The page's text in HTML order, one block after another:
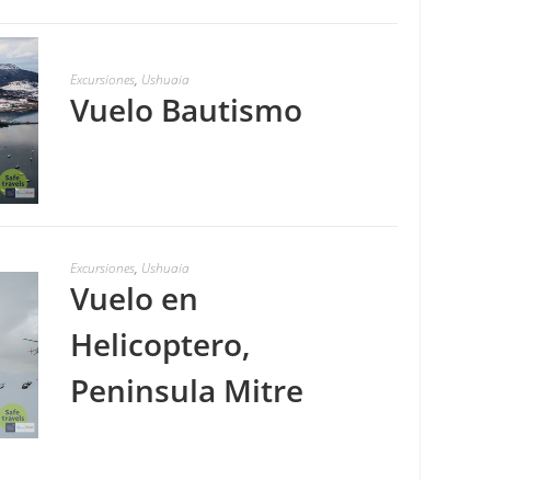
Excursiones, Ushuaia
Vuelo Bautismo
Excursiones, Ushuaia
Vuelo en
Helicoptero,
Peninsula Mitre